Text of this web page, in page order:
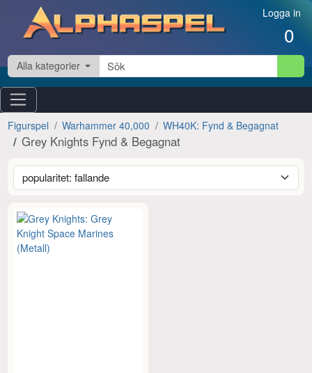
Hoppa till innehåll Logga in
0
Alla kategorier
Figurspel Warhammer 40,000 WH40K: Fynd & Begagnat
Grey Knights Fynd & Begagnat